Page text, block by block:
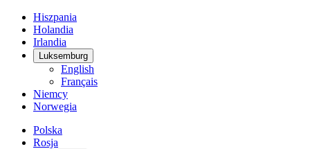
Hiszpania
Holandia
Irlandia
Luksemburg
English
Français
Niemcy
Norwegia
Polska
Rosja